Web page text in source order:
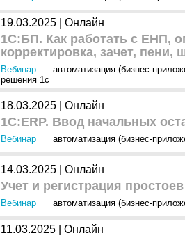
19.03.2025 | Онлайн
1С:БП. Как работать с ЕНП,
корректировка, зачет, пени,
Вебинар
автоматизация (бизнес-
решения 1с
18.03.2025 | Онлайн
1С:ERP. Ввод начальных
Вебинар автоматизация (бизнес-
14.03.2025 | Онлайн
Учет и регистрация
Вебинар автоматизация (бизнес-
11.03.2025 | Онлайн